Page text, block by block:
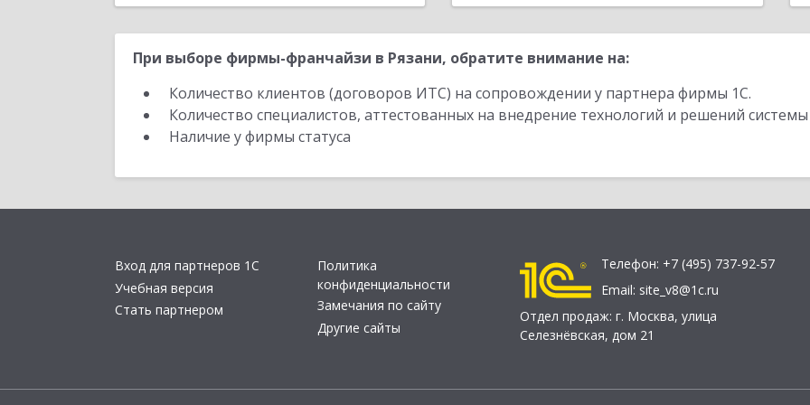
При выборе фирмы-франчайзи в Рязани, обратите внимание на:
Количество клиентов (договоров ИТС) на сопровождении у партнера фирмы 1С.
Количество специалистов, аттестованных на внедрение технологий и решений
Наличие у фирмы статуса
Вход для партнеров 1С
Учебная версия
Стать партнером
Политика
конфиденциальности
Замечания по сайту
Другие сайты
Телефон: +7 (495) 737-92-57
Email: site_v8@1c.ru
Отдел продаж: г. Москва, улица
Селезнёвская, дом 21